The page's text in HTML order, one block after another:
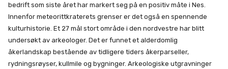
bedrift som siste året har markert seg på en positiv måte i Nes.
Innenfor meteorittkraterets grenser er det også en spennende
kulturhistorie. Et 27 mål stort område i den nordvestre har blitt
undersøkt av arkeologer. Det er funnet et alderdomlig
åkerlandskap bestående av tidligere tiders åkerparseller,
rydningsrøyser, kullmile og bygninger. Arkeologiske utgravninger